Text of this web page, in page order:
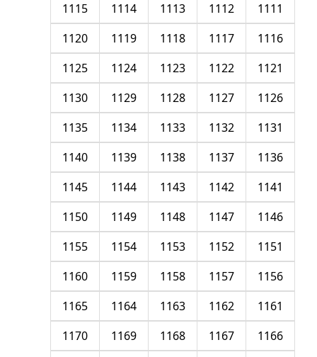
1111
1112
1113
1114
1115
1116
1117
1118
1119
1120
1121
1122
1123
1124
1125
1126
1127
1128
1129
1130
1131
1132
1133
1134
1135
1136
1137
1138
1139
1140
1141
1142
1143
1144
1145
1146
1147
1148
1149
1150
1151
1152
1153
1154
1155
1156
1157
1158
1159
1160
1161
1162
1163
1164
1165
1166
1167
1168
1169
1170